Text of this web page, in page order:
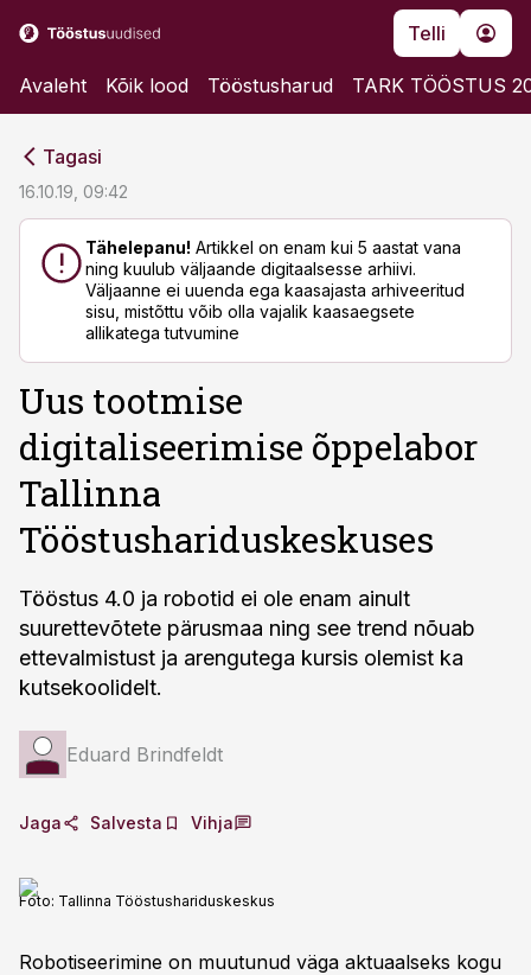
Telli
Avaleht Kõik lood Tööstusharud TARK TÖÖSTUS
Tagasi
16.10.19, 09:42
Tähelepanu! Artikkel on enam kui 5 aastat vana
ning kuulub väljaande digitaalsesse arhiivi.
Väljaanne ei uuenda ega kaasajasta arhiveeritud
sisu, mistõttu võib olla vajalik kaasaegsete
allikatega tutvumine
Uus tootmise
digitaliseerimise õppelabor
Tallinna
Tööstushariduskeskuses
Tööstus 4.0 ja robotid ei ole enam ainult
suurettevõtete pärusmaa ning see trend nõuab
ettevalmistust ja arengutega kursis olemist ka
kutsekoolidelt.
Eduard Brindfeldt
Jaga Salvesta Vihja
Foto: Tallinna Tööstushariduskeskus
Robotiseerimine on muutunud väga aktuaalseks kogu